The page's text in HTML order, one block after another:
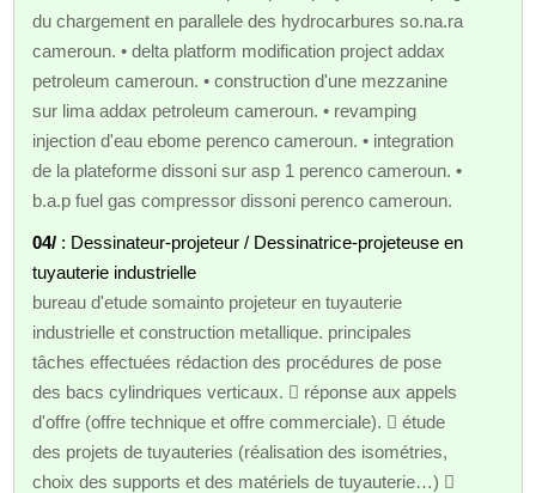
du chargement en parallele des hydrocarbures so.na.ra
cameroun. • delta platform modification project addax
petroleum cameroun. • construction d'une mezzanine
sur lima addax petroleum cameroun. • revamping
injection d'eau ebome perenco cameroun. • integration
de la plateforme dissoni sur asp 1 perenco cameroun. •
b.a.p fuel gas compressor dissoni perenco cameroun.
04/ : Dessinateur-projeteur / Dessinatrice-projeteuse en
tuyauterie industrielle
bureau d'etude somainto projeteur en tuyauterie
industrielle et construction metallique. principales
tâches effectuées rédaction des procédures de pose
des bacs cylindriques verticaux.  réponse aux appels
d'offre (offre technique et offre commerciale).  étude
des projets de tuyauteries (réalisation des isométries,
choix des supports et des matériels de tuyauterie…) 